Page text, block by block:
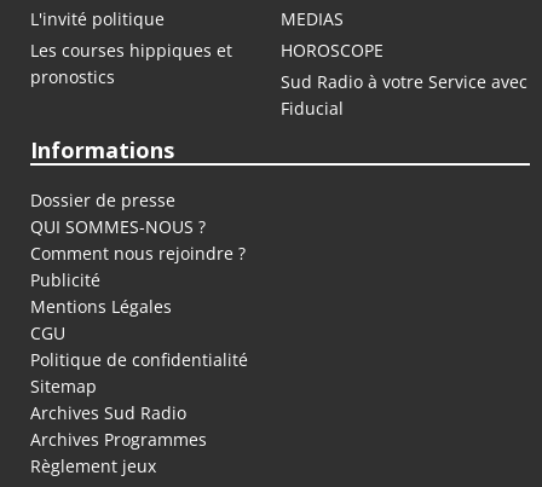
L'invité politique
MEDIAS
Les courses hippiques et
pronostics
HOROSCOPE
Sud Radio à votre Service avec
Fiducial
Informations
Dossier de presse
QUI SOMMES-NOUS ?
Comment nous rejoindre ?
Publicité
Mentions Légales
CGU
Politique de confidentialité
Sitemap
Archives Sud Radio
Archives Programmes
Règlement jeux